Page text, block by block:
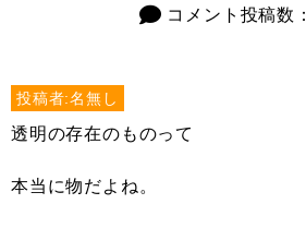
コメント投稿数：
投稿者:名無し
透明の存在のものって
本当に物だよね。